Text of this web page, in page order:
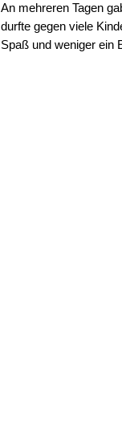
An mehreren Tagen
durfte gegen viele
Spaß und weniger ein